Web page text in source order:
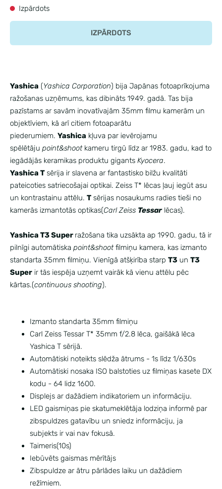
Izpārdots
IZPĀRDOTS
Yashica (Yashica Corporation) bija Japānas fotoaprīkojuma
ražošanas uzņēmums, kas dibināts 1949. gadā. Tas bija
pazīstams ar savām inovatīvajām 35mm filmu kamerām un
objektīviem, kā arī citiem fotoaparātu
piederumiem. Yashica kļuva par ievērojamu
spēlētāju point&shootkameru tirgū līdz ar 1983. gadu, kad to
iegādājās keramikas produktu gigants Kyocera.
Yashica Tsērija ir slavena ar fantastisko bilžu kvalitāti
pateicoties satriecošajai optikai. Zeiss T* lēcas ļauj iegūt asu
un kontrastainu attēlu. Tsērijas nosaukums radies tieši no
kamerās izmantotās optikas(Carl Zeiss Tessarlēcas).
Yashica T3 Super ražošana tika uzsākta ap 1990. gadu, tā ir
pilnīgi automātiska point&shootfilmiņu kamera, kas izmanto
standarta 35mm filmiņu. Vienīgā atšķirība starp T3 un T3
Super ir tās iespēja uzņemt vairāk kā vienu attēlu pēc
kārtas.(continuous shooting).
Izmanto standarta 35mm filmiņu
Carl Zeiss Tessar T* 35mm f/2.8 lēca, gaišākā lēca
Yashica T sērijā.
Automātiski noteikts slēdža ātrums - 1s līdz 1/630s
Automātiski nosaka ISO balstoties uz filmiņas kasete DX
kodu - 64 lidz 1600.
Displejs ar dažādiem indikatoriem un informāciju.
LED gaismiņas pie skatumeklētāja lodziņa informē par
zibspuldzes gatavību un sniedz informāciju, ja
subjekts ir vai nav fokusā.
Taimeris(10s)
Iebūvēts gaismas mērītājs
Zibspuldze ar ātru pārlādes laiku un dažādiem
režīmiem.